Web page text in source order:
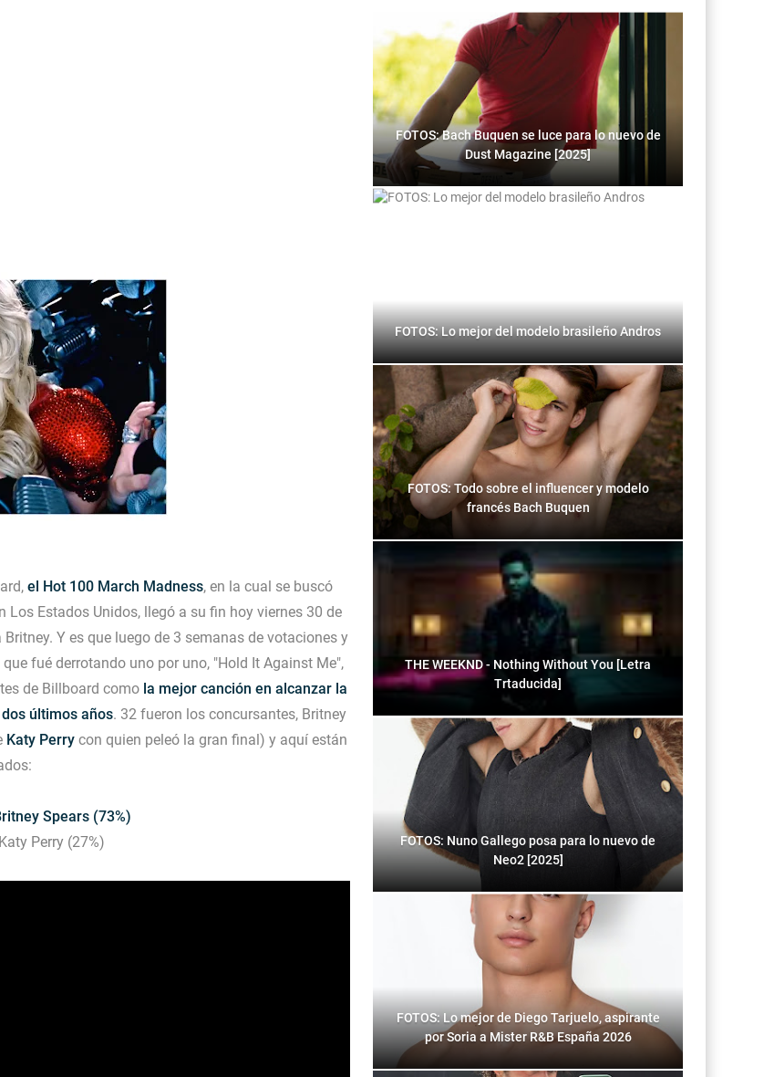
el Hot 100 March Madness, en la cual se buscó
Estados Unidos, llegó a su fin hoy viernes 30 de
Y es que luego de 3 semanas de votaciones y
fué derrotando uno por uno, "Hold It Against Me",
de Billboard como la mejor canción en alcanzar la
últimos años. 32 fueron los concursantes, Britney
Katy Perry con quien peleó la gran final) y aquí están
Spears (73%)
Perry (27%)
FOTOS: Bach Buquen se luce para lo nuevo de
Dust Magazine [2025]
FOTOS: Lo mejor del modelo brasileño Andros
FOTOS: Todo sobre el influencer y modelo
francés Bach Buquen
THE WEEKND - Nothing Without You [Letra
Trtaducida]
FOTOS: Nuno Gallego posa para lo nuevo de
Neo2 [2025]
FOTOS: Lo mejor de Diego Tarjuelo, aspirante
por Soria a Mister R&B España 2026